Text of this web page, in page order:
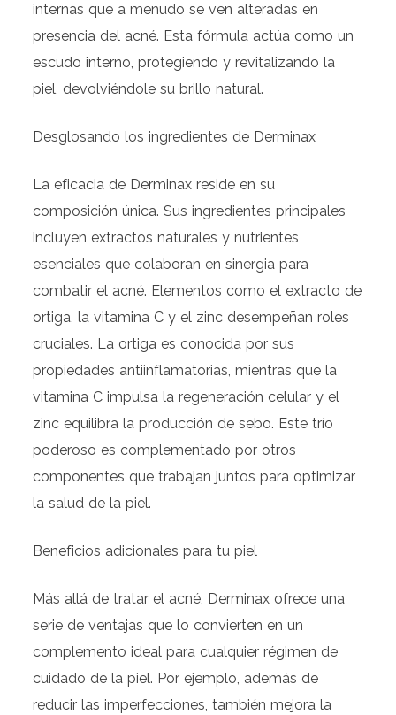
internas que a menudo se ven alteradas en
presencia del acné. Esta fórmula actúa como un
escudo interno, protegiendo y revitalizando la
piel, devolviéndole su brillo natural.
Desglosando los ingredientes de Derminax
La eficacia de Derminax reside en su
composición única. Sus ingredientes principales
incluyen extractos naturales y nutrientes
esenciales que colaboran en sinergia para
combatir el acné. Elementos como el extracto de
ortiga, la vitamina C y el zinc desempeñan roles
cruciales. La ortiga es conocida por sus
propiedades antiinflamatorias, mientras que la
vitamina C impulsa la regeneración celular y el
zinc equilibra la producción de sebo. Este trío
poderoso es complementado por otros
componentes que trabajan juntos para optimizar
la salud de la piel.
Beneficios adicionales para tu piel
Más allá de tratar el acné, Derminax ofrece una
serie de ventajas que lo convierten en un
complemento ideal para cualquier régimen de
cuidado de la piel. Por ejemplo, además de
reducir las imperfecciones, también mejora la